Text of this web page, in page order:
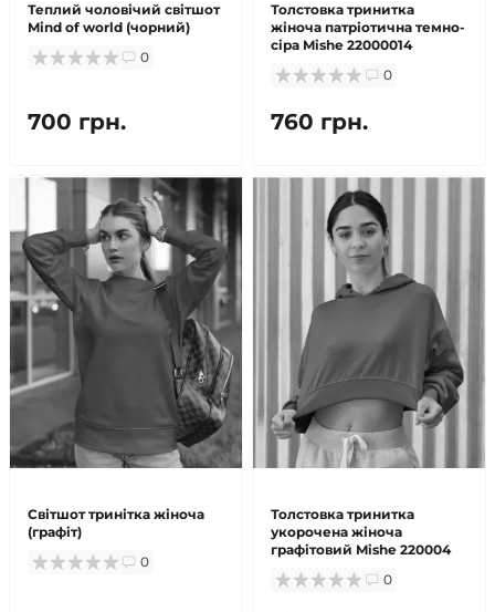
Теплий чоловічий світшот
Mind of world (чорний)
0
700 грн.
Толстовка тринитка
жіноча патріотична темно-
сіра Mishe 22000014
0
760 грн.
Світшот тринітка жіноча
(графіт)
0
Толстовка тринитка
укорочена жіноча
графітовий Mishe 220004
0